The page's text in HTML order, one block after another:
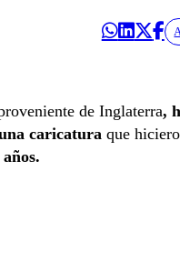
de Inglaterra,
caricatura que